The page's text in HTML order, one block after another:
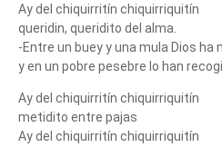
Ay del chiquirritín chiquirriquitín
queridin, queridito del alma.
-Entre un buey y una mula Dios ha
y en un pobre pesebre lo han
Ay del chiquirritín chiquirriquitín
metidito entre pajas
Ay del chiquirritín chiquirriquitín